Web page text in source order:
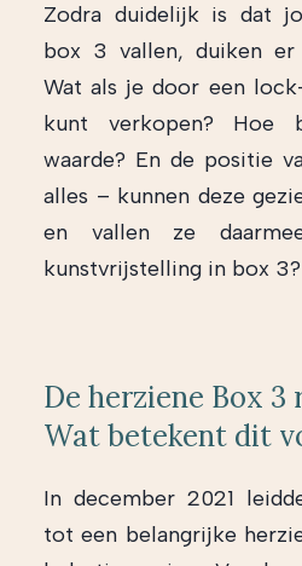
Zodra duidelijk is dat
box 3 vallen, duiken er
Wat als je door een
kunt verkopen? Hoe
waarde? En de positie
alles – kunnen deze
en vallen ze
kunstvrijstelling in box 3?
De herziene Box 3
Wat betekent dit
In december 2021
tot een belangrijke